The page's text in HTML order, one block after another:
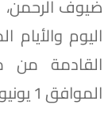
ضيوف الرحمن،
اليوم والأيام
القادمة من
الموافق 1 يونيو المقبل.